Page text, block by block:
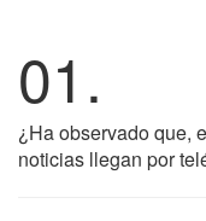
01.
¿Ha observado que,
noticias llegan por